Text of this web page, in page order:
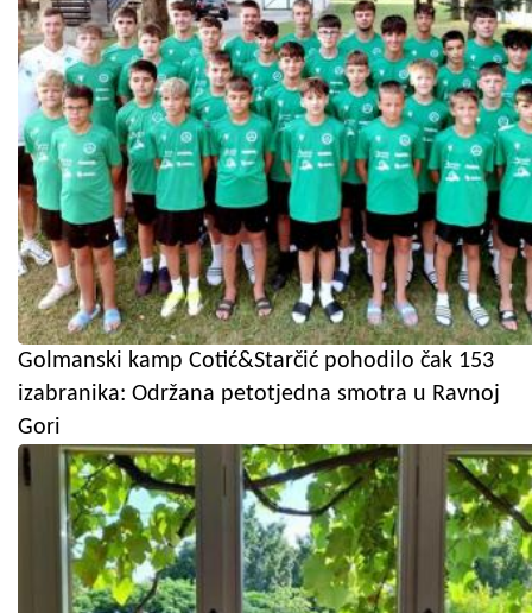
Golmanski kamp Cotić&Starčić pohodilo čak 153
izabranika: Održana petotjedna smotra u Ravnoj
Gori